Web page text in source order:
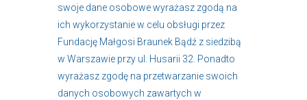
swoje dane osobowe wyrażasz zgodą na
ich wykorzystanie w celu obsługi przez
Fundację Małgosi Braunek Bądź z siedzibą
w Warszawie przy ul. Husarii 32. Ponadto
wyrażasz zgodę na przetwarzanie swoich
danych osobowych zawartych w